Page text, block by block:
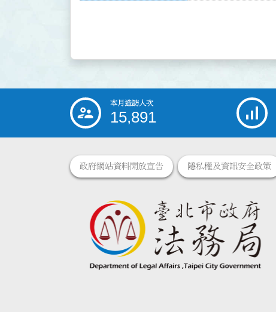
::: 本月造訪人次
15,891
政府網站資料開放宣告 隱私權及資訊安全政策